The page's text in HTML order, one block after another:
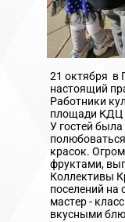
21 октября в
настоящий
Работники
площади КДЦ
У гостей
красок.
фруктами,
Коллективы
поселений на
мастер -
вкусными